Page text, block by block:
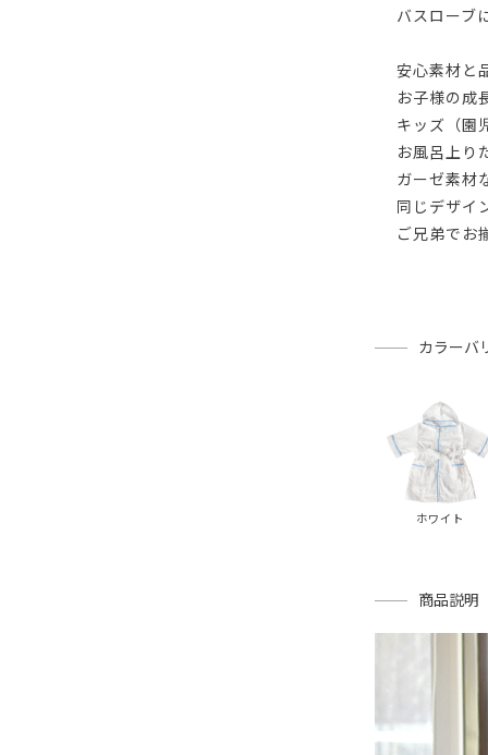
バスローブ
安心素材と
お子様の成
キッズ（園
お風呂上り
ガーゼ素材
同じデザイ
ご兄弟でお
カラーバ
ホワイト
商品説明